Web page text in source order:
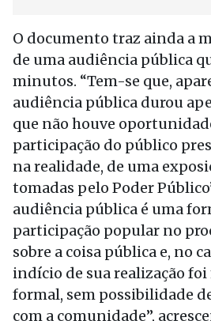
O documento traz ainda a
de uma audiência pública
minutos. “Tem-se que,
audiência pública durou
que não houve
participação do público
na realidade, de uma
tomadas pelo Poder
audiência pública é uma
participação popular no
sobre a coisa pública e, no
indício de sua realização
formal, sem possibilidade
com a comunidade”,